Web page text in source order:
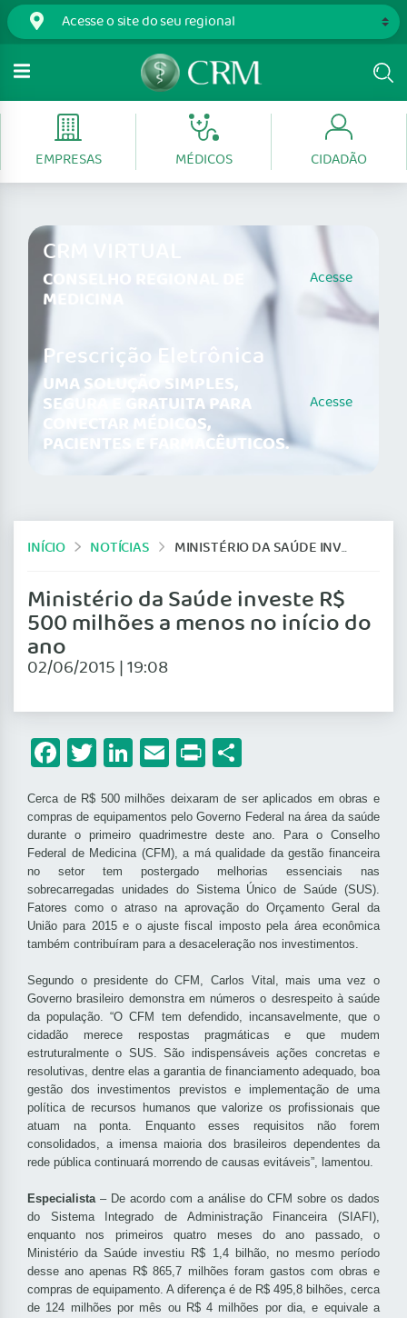
EMPRESAS MÉDICOS CIDADÃO
CRM VIRTUAL
CONSELHO REGIONAL DE
MEDICINA
Acesse
Prescrição Eletrônica
UMA SOLUÇÃO SIMPLES,
SEGURA E GRATUITA PARA
CONECTAR MÉDICOS,
PACIENTES E FARMACÊUTICOS.
Acesse
INÍCIO NOTÍCIAS MINISTÉRIO DA SAÚDE INVESTE R$ 500 MILHÕES A MENOS NO INÍCIO DO ANO
Ministério da Saúde investe R$
500 milhões a menos no início do
ano
02/06/2015 | 19:08
Facebook
Twitter
LinkedIn
Email
Print
Cerca de R$ 500 milhões deixaram de ser aplicados em obras e
compras de equipamentos pelo Governo Federal na área da saúde
durante o primeiro quadrimestre deste ano. Para o Conselho
Federal de Medicina (CFM), a má qualidade da gestão financeira
no setor tem postergado melhorias essenciais nas
sobrecarregadas unidades do Sistema Único de Saúde (SUS).
Fatores como o atraso na aprovação do Orçamento Geral da
União para 2015 e o ajuste fiscal imposto pela área econômica
também contribuíram para a desaceleração nos investimentos.
Segundo o presidente do CFM, Carlos Vital, mais uma vez o
Governo brasileiro demonstra em números o desrespeito à saúde
da população. “O CFM tem defendido, incansavelmente, que o
cidadão merece respostas pragmáticas e que mudem
estruturalmente o SUS. São indispensáveis ações concretas e
resolutivas, dentre elas a garantia de financiamento adequado, boa
gestão dos investimentos previstos e implementação de uma
política de recursos humanos que valorize os profissionais que
atuam na ponta. Enquanto esses requisitos não forem
consolidados, a imensa maioria dos brasileiros dependentes da
rede pública continuará morrendo de causas evitáveis”, lamentou.
Especialista– De acordo com a análise do CFM sobre os dados
do Sistema Integrado de Administração Financeira (SIAFI),
enquanto nos primeiros quatro meses do ano passado, o
Ministério da Saúde investiu R$ 1,4 bilhão, no mesmo período
desse ano apenas R$ 865,7 milhões foram gastos com obras e
compras de equipamento. A diferença é de R$ 495,8 bilhões, cerca
de 124 milhões por mês ou R$ 4 milhões por dia, e equivale a